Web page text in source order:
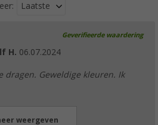
Laatste
Geverifieerde waardering
H. 06.07.2024
dragen. Geweldige kleuren. Ik
weergeven